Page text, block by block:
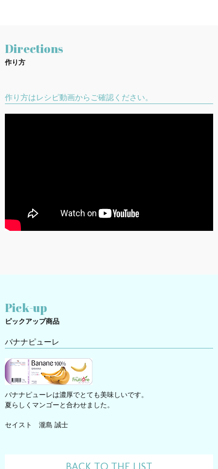
Directions
作り方
作り方はレシピ動画からご確認ください。
Pick-up
ピックアップ商品
バナナピューレ
バナナピューレは濃厚でとても美味しいです。
夏らしくマンゴーと合わせました。
セイスト 瀧島 誠士
BACK TO THE LIST